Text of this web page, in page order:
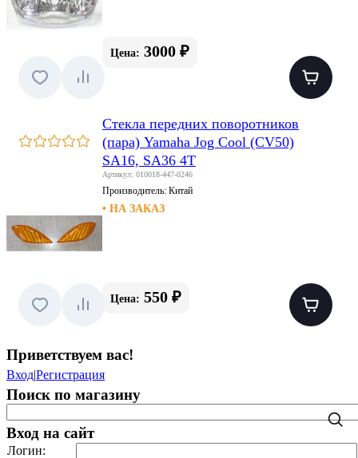
Цена: 3000 ₽
Стекла передних поворотников
(пара) Yamaha Jog Cool (CV50)
SA16, SA36 4T
Артикул: 010018-447-0246
Производитель: Китай
• НА ЗАКАЗ
Цена: 550 ₽
Приветствуем вас!
Вход|Регистрация
Поиск по магазину
Вход на сайт
Логин: